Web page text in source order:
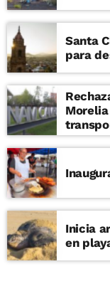
Santa
para
Morelia aumento arbitrario de pasaje
Inicia
en